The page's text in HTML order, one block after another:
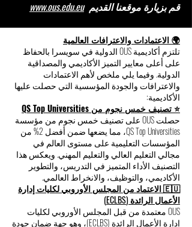
قم بزيارة موقعنا القديمwww.ous.edu.eu
🌍 الاعتمادات والاعترافات العالمية
تلتزم أكاديمية OUS الدولية في سويسرا بالحفاظ
على أعلى معايير التميز الأكاديمي والمصداقية
الدولية. وفيما يلي ملخص لأهم الاعتمادات
والاعترافات والجودة المؤسسية التي حصلت عليها
الأكاديمية:
⭐ تصنيف خمس نجوم من QS Top Universities
حصلت OUS على تصنيف خمس نجوم من مؤسسة
QS Top Universities، مما يضعها ضمن أفضل 2% من
المؤسسات التعليمية على مستوى العالم في
مجالي التعليم العالي والتعليم المهني. ويعكس هذا
التصنيف الأداء المتميز في التدريس، والتطوير
الأكاديمي، والتوظيف، والانخراط العالمي.
🇪🇺 الاعتماد من المجلس الأوروبي لكليات إدارة
الأعمال الرائدة (ECLBS)
OUS معتمدة من قبل المجلس الأوروبي لكليات
إدارة الأعمال الرائدة (ECLBS)، وهو جهة ضمان جودة